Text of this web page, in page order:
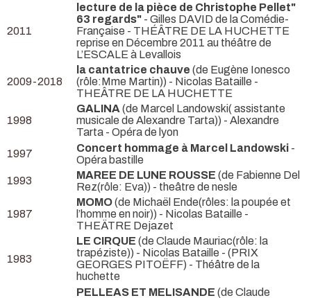
2011
lecture de la pièce de Christophe Pellet"
63 regards" - Gilles DAVID de la Comédie-
Française - THÉÂTRE DE LA HUCHETTE
reprise en Décembre 2011 au théâtre de
L’ESCALE à Levallois
2009-2018
la cantatrice chauve (de Eugène Ionesco
(rôle:Mme Martin)) - Nicolas Bataille -
THEÂTRE DE LA HUCHETTE
1998
GALINA (de Marcel Landowski( assistante
musicale de Alexandre Tarta)) - Alexandre
Tarta - Opéra de lyon
1997
Concert hommage à Marcel Landowski -
Opéra bastille
1993
MAREE DE LUNE ROUSSE (de Fabienne Del
Rez(rôle: Eva)) - theâtre de nesle
1987
MOMO(de Michaël Ende(rôles: la poupée et
l’homme en noir)) - Nicolas Bataille -
THEÄTRE Dejazet
1983
LE CIRQUE (de Claude Mauriac(rôle: la
trapéziste)) - Nicolas Bataille - (PRIX
GEORGES PITOËFF) - Théâtre de la
huchette
PELLEAS ET MELISANDE (de Claude